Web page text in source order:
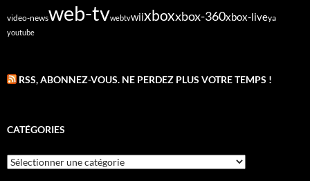
video-newsweb-tvwebtvwiixboxxbox-360xbox-liveya
youtube
RSS, ABONNEZ-VOUS. NE PERDEZ PLUS VOTRE TEMPS !
CATÉGORIES
Catégories